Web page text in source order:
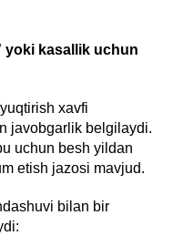
yoki kasallik uchun
xavfi
javobgarlik belgilaydi.
uchun besh yildan
etish jazosi mavjud.
bilan bir